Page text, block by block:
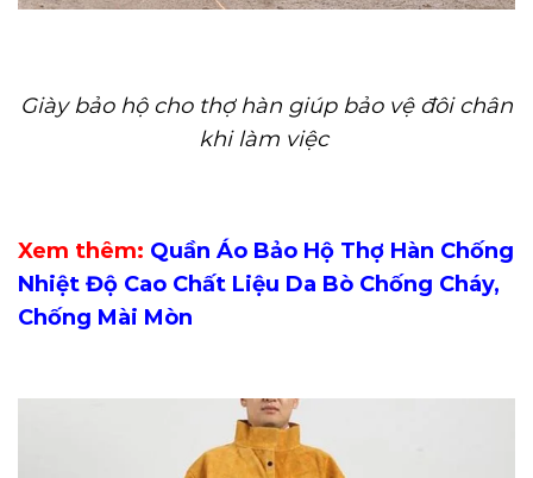
Giày bảo hộ cho thợ hàn giúp bảo vệ đôi chân
khi làm việc
Xem thêm: Quần Áo Bảo Hộ Thợ Hàn Chống
Nhiệt Độ Cao Chất Liệu Da Bò Chống Cháy,
Chống Mài Mòn